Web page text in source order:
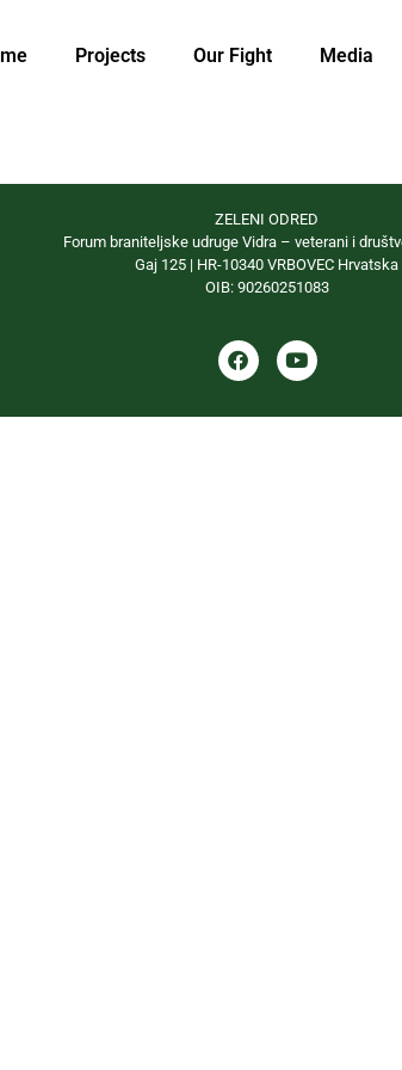
Projects Our Fight Media
ZELENI ODRED
Forum braniteljske udruge Vidra – veterani i
Gaj 125 | HR-10340 VRBOVEC Hrvatska
OIB: 90260251083